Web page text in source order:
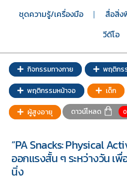
ชุดความรู้/เครื่องมือ
สื่อสิ่
วีดีโอ
กิจกรรมทางกาย พฤติกร
พฤติกรรมหน้าจอ เด็ก
ผู้สูงอายุ ดาวน์โหลด 0